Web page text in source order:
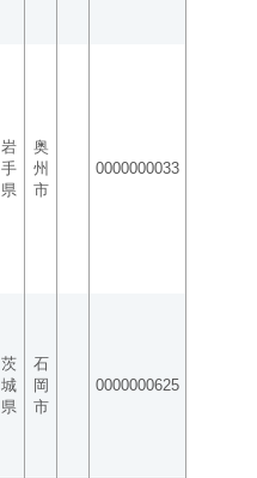
岩
手
県
奥
州
市
0000000033
茨
城
県
石
岡
市
0000000625